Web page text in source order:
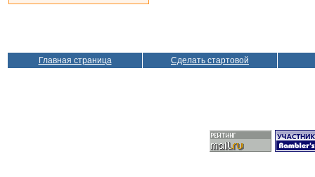
Главная страница Сделать стартовой